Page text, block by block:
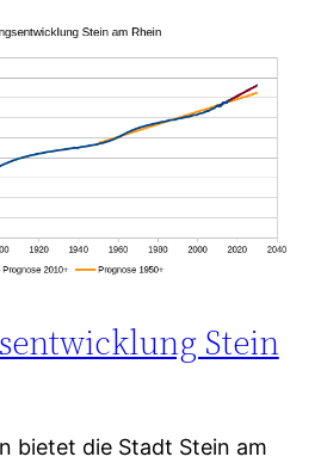
Stein
bietet die Stadt Stein am